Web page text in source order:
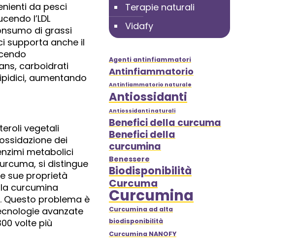
da pesci
l’LDL
di grassi
supporta anche il
carboidrati
aumentando
vegetali
dei
metabolici
si distingue
sue proprietà
curcumina
Questo problema è
avanzate
volte più
Terapie naturali
Vidafy
Agenti antinfiammatori
Antinfiammatorio
Antinfiammatorio naturale
Antiossidanti
Antiossidanti naturali
Benefici della curcuma
Benefici della
curcumina
Benessere
Biodisponibilità
Curcuma
Curcumina
Curcumina ad alta
biodisponibilità
Curcumina NANOFY